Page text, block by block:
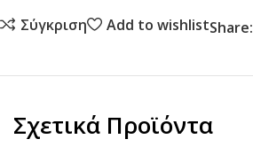
Σύγκριση Add to wishlistShare:
Σχετικά Προϊόντα